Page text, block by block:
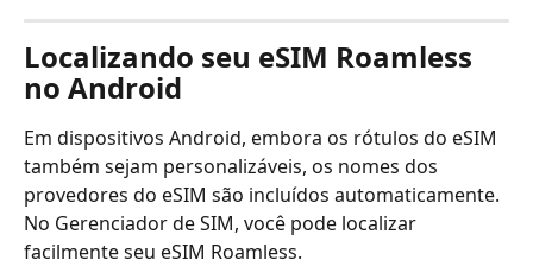
Localizando seu eSIM Roamless
no Android
Em dispositivos Android, embora os rótulos do eSIM
também sejam personalizáveis, os nomes dos
provedores do eSIM são incluídos automaticamente.
No Gerenciador de SIM, você pode localizar
facilmente seu eSIM Roamless.